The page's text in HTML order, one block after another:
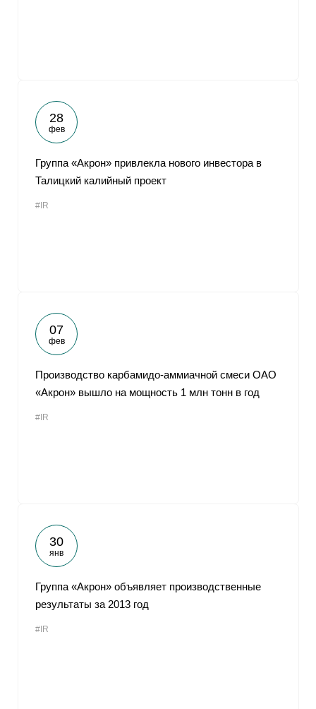
28
фев
Группа «Акрон» привлекла нового инвестора в
Талицкий калийный проект
#IR
07
фев
Производство карбамидо-аммиачной смеси ОАО
«Акрон» вышло на мощность 1 млн тонн в год
#IR
30
янв
Группа «Акрон» объявляет производственные
результаты за 2013 год
#IR